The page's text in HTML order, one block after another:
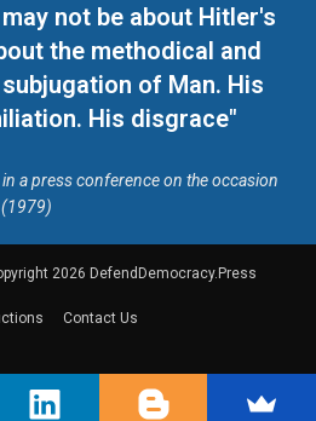
not be about Hitler's
the methodical and
of Man. His
His disgrace"
in a press conference on the occasion
2026 DefendDemocracy.Press
Contact Us